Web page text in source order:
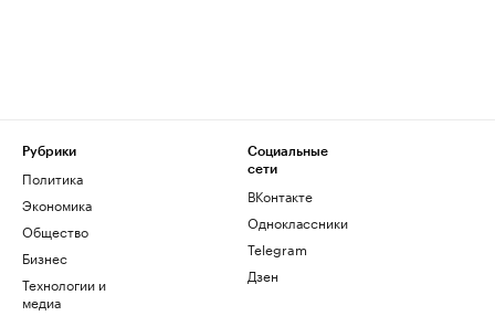
Рубрики
Политика
Экономика
Общество
Бизнес
Технологии и
медиа
Социальные
сети
ВКонтакте
Одноклассники
Telegram
Дзен